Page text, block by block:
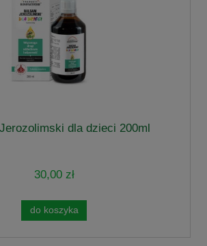
dla dzieci 200ml
30,00 zł
do koszyka